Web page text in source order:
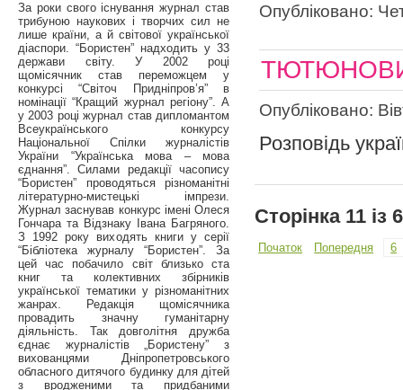
За роки свого існування журнал став
трибуною наукових і творчих сил не
лише країни, а й світової української
діаспори. “Бористен” надходить у 33
держави світу. У 2002 році
щомісячник став переможцем у
конкурсі “Світоч Придніпров’я” в
номінації “Кращий журнал регіону”. А
у 2003 році журнал став дипломантом
Всеукраїнського конкурсу
Національної Спілки журналістів
України “Українська мова – мова
єднання”. Силами редакції часопису
“Бористен” проводяться різноманітні
літературно-мистецькі імпрези.
Журнал заснував конкурс імені Олеся
Гончара та Відзнаку Івана Багряного.
З 1992 року виходять книги у серії
“Бібліотека журналу “Бористен”. За
цей час побачило світ близько ста
книг та колективних збірників
української тематики у різноманітних
жанрах. Редакція щомісячника
провадить значну гуманітарну
діяльність. Так довголітня дружба
єднає журналістів „Бористену” з
вихованцями Дніпропетровського
обласного дитячого будинку для дітей
з вродженими та придбаними
Опубліковано:
Опубліковано:
Розповідь
Сторінка 11 із
Початок Попередня 6